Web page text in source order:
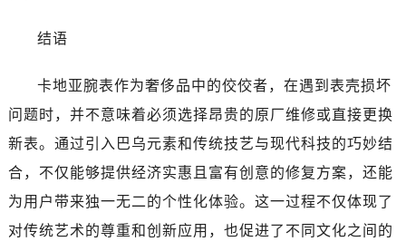
结语
卡地亚腕表作为奢侈品中的佼佼者，在遇到表壳损坏
问题时，并不意味着必须选择昂贵的原厂维修或直接更换
新表。通过引入巴乌元素和传统技艺与现代科技的巧妙结
合，不仅能够提供经济实惠且富有创意的修复方案，还能
为用户带来独一无二的个性化体验。这一过程不仅体现了
对传统艺术的尊重和创新应用，也促进了不同文化之间的